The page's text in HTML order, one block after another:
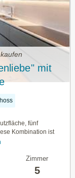
mit
fünf
Kombination ist
Zimmer
5